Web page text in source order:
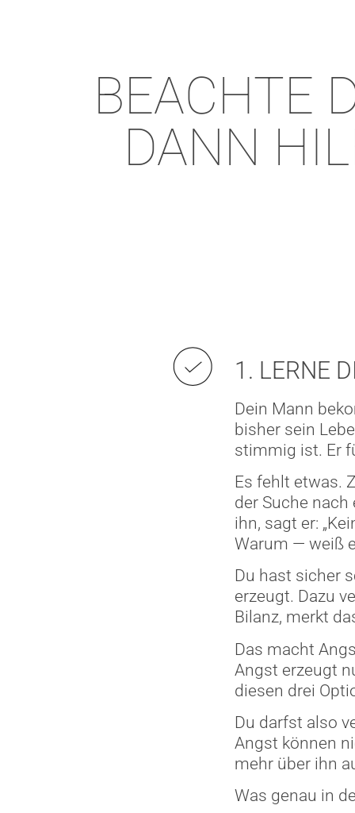
BEACHTE
DANN
1. LERNE
Dein Mann
bisher sein
stimmig ist. Er
Es fehlt etwas.
der Suche
ihn, sagt er:
Warum — weiß
Du hast sicher
erzeugt. Dazu
Bilanz, merkt
Das macht
Angst erzeugt
diesen drei
Du darfst also
Angst können
mehr über ihn
Was genau in